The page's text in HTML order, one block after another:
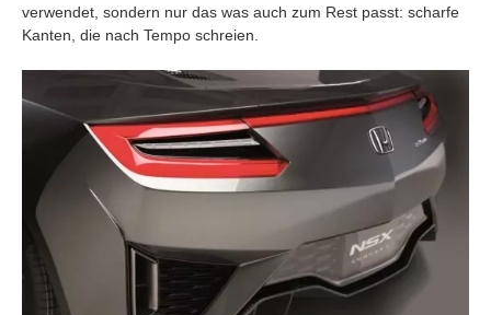
verwendet, sondern nur das was auch zum Rest passt: scharfe
Kanten, die nach Tempo schreien.